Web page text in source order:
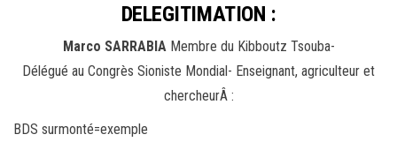
DELEGITIMATION :
Marco SARRABIAMembre du Kibboutz Tsouba-
Délégué au Congrès Sioniste Mondial- Enseignant, agriculteur et
chercheurÂ :
BDS surmonté=exemple